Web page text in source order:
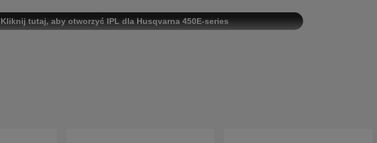
Kliknij tutaj, aby otworzyć IPL dla Husqvarna 450E-series